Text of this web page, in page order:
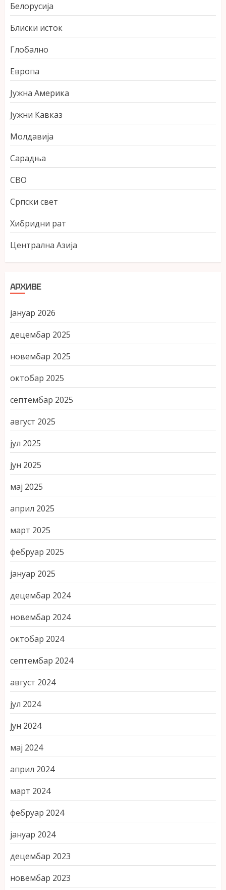
Белорусија
Блиски исток
Глобално
Европа
Јужна Америка
Јужни Кавказ
Молдавија
Сарадња
СВО
Српски свет
Хибридни рат
Централна Азија
АРХИВЕ
јануар 2026
децембар 2025
новембар 2025
октобар 2025
септембар 2025
август 2025
јул 2025
јун 2025
мај 2025
април 2025
март 2025
фебруар 2025
јануар 2025
децембар 2024
новембар 2024
октобар 2024
септембар 2024
август 2024
јул 2024
јун 2024
мај 2024
април 2024
март 2024
фебруар 2024
јануар 2024
децембар 2023
новембар 2023